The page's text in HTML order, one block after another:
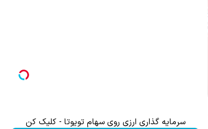
سرمایه گذاری ارزی روی سهام تویوتا - کلیک کن